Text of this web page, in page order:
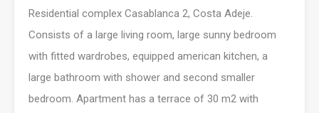
Residential complex Casablanca 2, Costa Adeje.
Consists of a large living room, large sunny bedroom
with fitted wardrobes, equipped american kitchen, a
large bathroom with shower and second smaller
bedroom. Apartment has a terrace of 30 m2 with